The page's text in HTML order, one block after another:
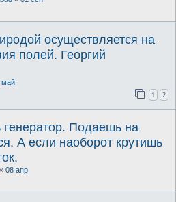
осуществляется на
полей. Георгий
май
1 2
Подаешь на
А если наоборот крутишь
« 08 апр